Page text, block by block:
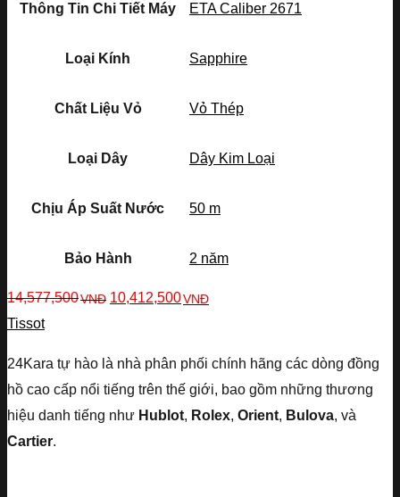
Thông Tin Chi Tiết Máy ETA Caliber 2671
Loại Kính Sapphire
Chất Liệu Vỏ Vỏ Thép
Loại Dây Dây Kim Loại
Chịu Áp Suất Nước 50 m
Bảo Hành 2 năm
14,577,500VNĐ 10,412,500VNĐ
Tissot
24Kara tự hào là nhà phân phối chính hãng các dòng đồng
hồ cao cấp nổi tiếng trên thế giới, bao gồm những thương
hiệu danh tiếng như Hublot, Rolex, Orient, Bulova, và
Cartier.